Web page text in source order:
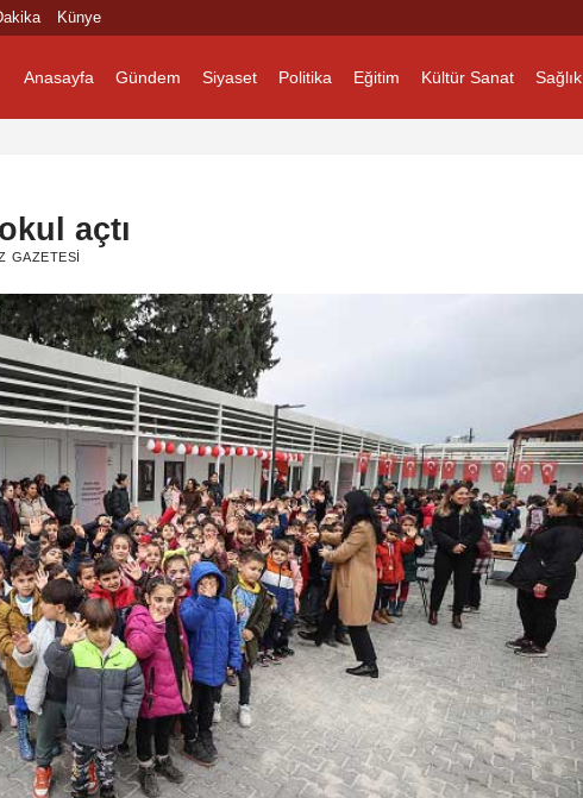
Künye
Anasayfa Gündem Siyaset Politika Eğitim Kültür Sanat Sağlık
açtı
GAZETESI